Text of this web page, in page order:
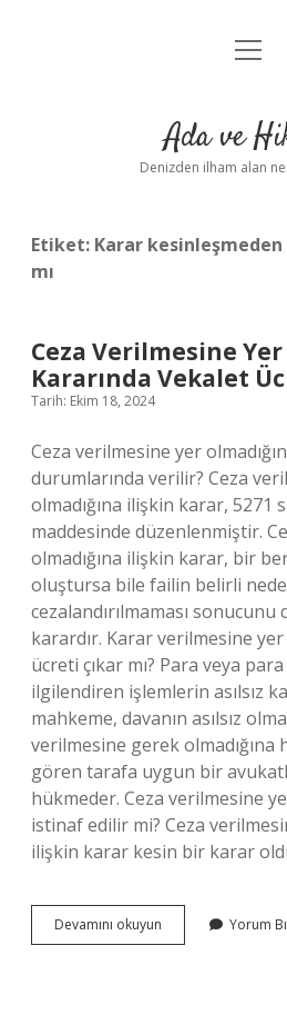
Anasayfa
Yasal
menüyü
Ada ve
Denizden ilham alan
Etiket: Karar
mı
Ceza Verilmesine Yer
Kararında Vekalet
Tarih: Ekim 18, 2024
Ceza verilmesine yer
durumlarında verilir? Ceza
olmadığına ilişkin karar, 5271
maddesinde düzenlenmiştir.
olmadığına ilişkin karar, bir
oluştursa bile failin belirli
cezalandırılmaması
karardır. Karar verilmesine yer
ücreti çıkar mı? Para veya
ilgilendiren işlemlerin asılsız
mahkeme, davanın asılsız
verilmesine gerek
gören tarafa uygun bir
hükmeder. Ceza verilmesine
istinaf edilir mi? Ceza
ilişkin karar kesin bir karar
Devamını okuyun
Verilmesine
Yorum